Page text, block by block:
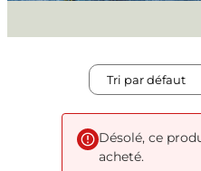
Désolé, ce
acheté.